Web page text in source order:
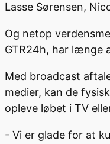
Lasse Sørensen,
Og netop
GTR24h, har længe
Med broadcast
medier, kan de
opleve løbet i TV
- Vi er glade for at